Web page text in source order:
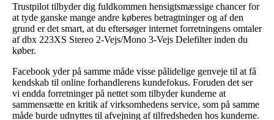
Trustpilot tilbyder dig fuldkommen hensigtsmæssige chancer for
at tyde ganske mange andre køberes betragtninger og af den
grund er det smart, at du eftersøger internet forretningens omtaler
af dbx 223XS Stereo 2-Vejs/Mono 3-Vejs Delefilter inden du
køber.
Facebook yder på samme måde visse pålidelige genveje til at få
kendskab til online forhandlerens kundefokus. Foruden det ser
vi endda forretninger på nettet som tilbyder kunderne at
sammensætte en kritik af virksomhedens service, som på samme
måde burde udnyttes til afvejning af tilfredsheden hos kunderne.